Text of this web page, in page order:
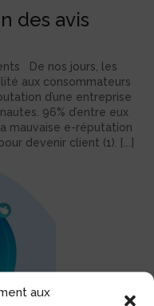
aux
des avis
De nos jours, les
aux consommateurs
d’une entreprise
96% d’entre eux
mauvaise e-réputation
devenir client (1). [...]